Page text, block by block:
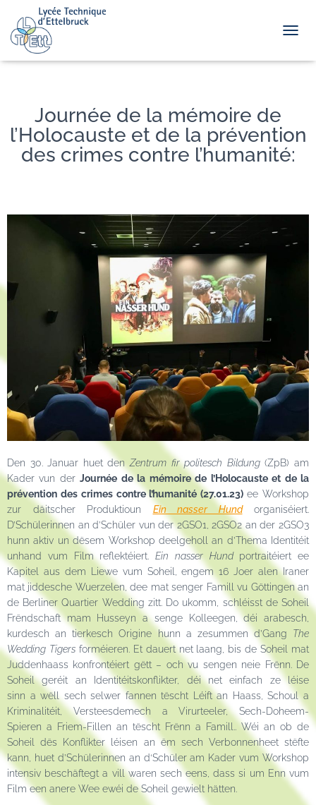
Journée de la mémoire de
l’Holocauste et de la prévention
des crimes contre l’humanité:
Den 30. Januar huet den Zentrum fir politesch Bildung (ZpB) am
Kader vun der Journée de la mémoire de l’Holocauste et de la
prévention des crimes contre l’humanité (27.01.23) ee Workshop
zur däitscher Produktioun
Ein nasser Hund
organiséiert.
D’Schülerinnen an d’Schüler vun der 2GSO1, 2GSO2 an der 2GSO3
hunn aktiv un dësem Workshop deelgeholl an d’Thema Identitéit
unhand vum Film reflektéiert.
Ein nasser Hund portraitéiert ee
Kapitel aus dem Liewe vum Soheil, engem 16 Joer alen Iraner
mat jiddesche Wuerzelen, dee mat senger Famill vu Göttingen an
de Berliner Quartier Wedding zitt. Do ukomm, schléisst de Soheil
Frëndschaft mam Husseyn a senge Kolleegen, déi arabesch,
kurdesch an tierkesch Origine hunn a zesummen d’Gang
The
Wedding Tigers forméieren. Et dauert net laang, bis de Soheil mat
Juddenhaass konfrontéiert gëtt – och vu sengen neie Frënn.
De
Soheil geréit an Identitéitskonflikter, déi net einfach ze léise
sinn a wëll sech selwer fannen tëscht Léift an Haass, Schoul a
Kriminalitéit, Versteesdemech a Virurteeler, Sech-Doheem-
Spieren a Friem-Fillen an tëscht Frënn a Famill.
. Wéi an ob de
Soheil dës Konflikter léisen an ëm sech Verbonnenheet stëfte
kann, huet d’Schülerinnen an d‘Schüler am Kader vum Workshop
intensiv beschäftegt a vill waren sech eens, dasssi um Enn vum
Film een anere Wee ewéi de Soheil gewielt hätten.